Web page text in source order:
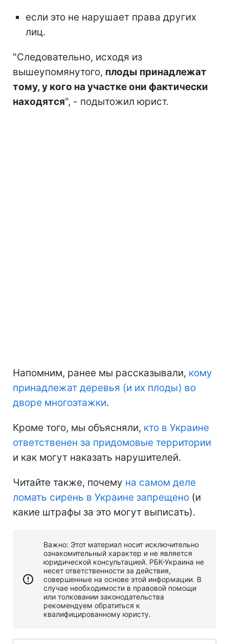
если это не нарушает права других
лиц.
"Следовательно, исходя из
вышеупомянутого, плоды принадлежат
тому, у кого на участке они фактически
находятся", - подытожил юрист.
Напомним, ранее мы рассказывали, кому
принадлежат деревья (и их плоды) во
дворе многоэтажки.
Кроме того, мы объясняли, кто в Украине
ответственен за придомовые территории
и как могут наказать нарушителей.
Читайте также, почему на самом деле
ломать сирень в Украине запрещено (и
какие штрафы за это могут выписать).
Важно: Этот материал носит исключительно
ознакомительный характер и не является
юридической консультацией. РБК-Украина не
несет ответственности за действия,
совершенные на основе этой информации. В
случае необходимости в правовой помощи
или толковании законодательства
рекомендуем обратиться к
квалифицированному юристу.